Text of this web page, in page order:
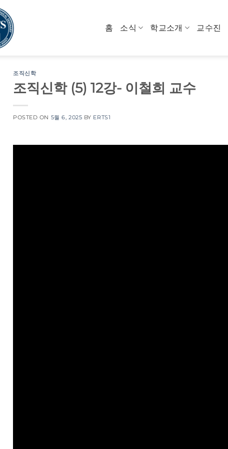
홈 소식 학교소개 교수진
조직신학
조직신학 (5) 12강- 이철희 교수
POSTED ON 5월 6, 2025 BY ERTS1